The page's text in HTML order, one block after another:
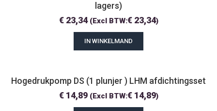
lagers)
€23,34 (Excl BTW:€23,34)
IN WINKELMAND
Hogedrukpomp DS (1 plunjer ) LHM afdichtingsset
€14,89 (Excl BTW:€14,89)